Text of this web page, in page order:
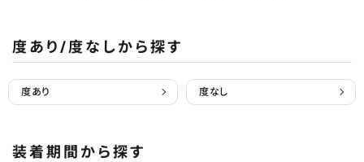
度あり/度なしから探す
度あり 度なし
装着期間から探す